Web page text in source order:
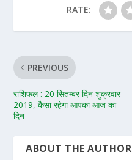
RATE:
PREVIOUS
राशिफल : 20 सितम्बर दिन शुक्रवार
2019, कैसा रहेगा आपका आज का
दिन
ABOUT THE AUTHOR